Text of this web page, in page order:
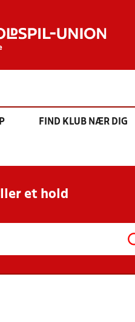
FIND KLUB NÆR DIG
et hold